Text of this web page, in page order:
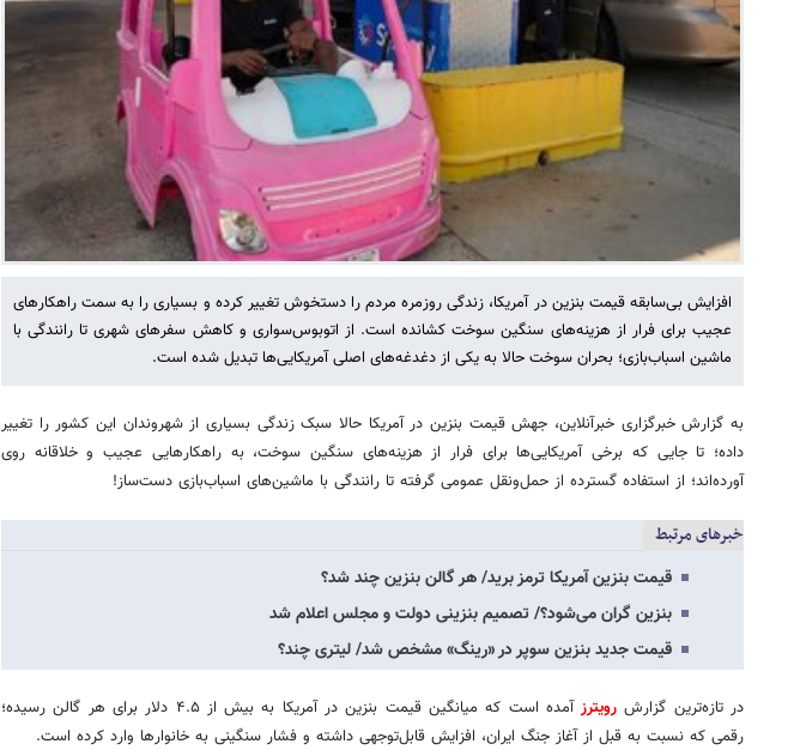
افزایش بی‌سابقه قیمت بنزین در آمریکا، زندگی روزمره مردم را دستخوش تغییر کرده و بسیاری را به سمت راهکارهای
عجیب برای فرار از هزینه‌های سنگین سوخت کشانده است. از اتوبوس‌سواری و کاهش سفرهای شهری تا رانندگی با
ماشین اسباب‌بازی؛ بحران سوخت حالا به یکی از دغدغه‌های اصلی آمریکایی‌ها تبدیل شده است.
به گزارش خبرگزاری خبرآنلاین، جهش قیمت بنزین در آمریکا حالا سبک زندگی بسیاری از شهروندان این کشور را تغییر
داده؛ تا جایی که برخی آمریکایی‌ها برای فرار از هزینه‌های سنگین سوخت، به راهکارهایی عجیب و خلاقانه روی
آورده‌اند؛ از استفاده گسترده از حمل‌ونقل عمومی گرفته تا رانندگی با ماشین‌های اسباب‌بازی دست‌ساز!
خبرهای مرتبط
قیمت بنزین آمریکا ترمز برید/ هر گالن بنزین چند شد؟
بنزین گران می‌شود؟‌/ تصمیم بنزینی دولت و مجلس اعلام شد
قیمت جدید بنزین سوپر در «رینگ» مشخص شد/ لیتری چند؟
در تازه‌ترین گزارش رویترز
آمده است که میانگین قیمت بنزین در آمریکا به بیش از ۴.۵ دلار برای هر گالن رسیده؛
رقمی که نسبت به قبل از آغاز جنگ ایران، افزایش قابل‌توجهی داشته و فشار سنگینی به خانوارها وارد کرده است.